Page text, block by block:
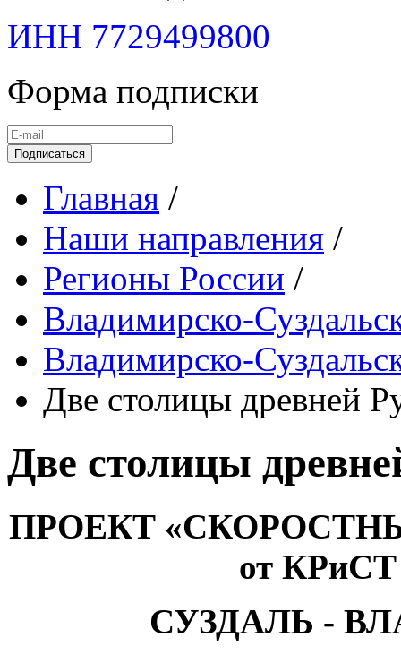
ИНН 7729499800
Форма подписки
Подписаться
Главная /
Наши направления /
Регионы России /
Владимирско-
Владимирско-
Две столицы древней
Две столицы
ПРОЕКТ
от КРиСТ
СУЗДАЛЬ -